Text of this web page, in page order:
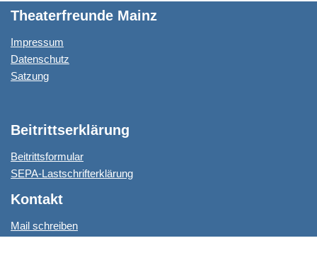
Theaterfreunde Mainz
Impressum
Datenschutz
Satzung
Beitrittserklärung
Beitrittsformular
SEPA-Lastschrifterklärung
Kontakt
Mail schreiben